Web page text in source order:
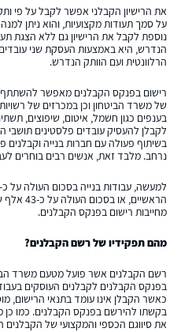
את הרישיון הקבלני אפשר לקבל על פי ותק
על סמך תעודות מקצועיות, והוא ניתן
נוספת לקבל את הרישיון גם ללא הצגת
הנדרש, היא באמצעות העסקת שני
הרלוונטית ועם הוותק הנדרש.
רישום בפנקס הקבלנים מאפשר להשתתף
של משרד הביטחון וכן במכרזים של רשויות
בענפים כגון חשמל, איטום, שיפוצים,
לקבלן להעסיק עובדים פלסטינים
בשיתוף פעולה עם חברות בנייה וקבלנים
נרחב. מלבד זאת, אנשים רבים בוחרים
הראשיים,
מחייבות רישום בפנקס הקבלנים.
מהם תפקידיו של רשם הקבלנים?
רשם הקבלנים אשר פועל מטעם משרד
בפנקס הקבלנים לקבלנים העוסקים
כאשר הקבלן אינו עומד בתנאי הרישום,
בקשתו להירשם בפנקס הקבלנים. כמו כן
את סיווגם הכספי והמקצועי של